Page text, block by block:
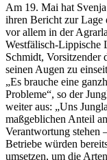
Am 19. Mai hat
ihren Bericht zur Lage
vor allem in der
Westfälisch-Lippische
Schmidt, Vorsitzender
seinen Augen zu
„Es brauche eine
Probleme“, so der
weiter aus: „Uns
maßgeblichen Anteil
Verantwortung stehen
Betriebe würden
umsetzen, um die